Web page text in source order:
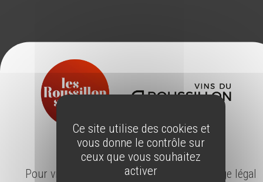
ÂGE LÉGAL
Pour visiter notre site, vous devez avoir l'âge légal
Ce site utilise des cookies et
vous donne le contrôle sur
ceux que vous souhaitez
activer